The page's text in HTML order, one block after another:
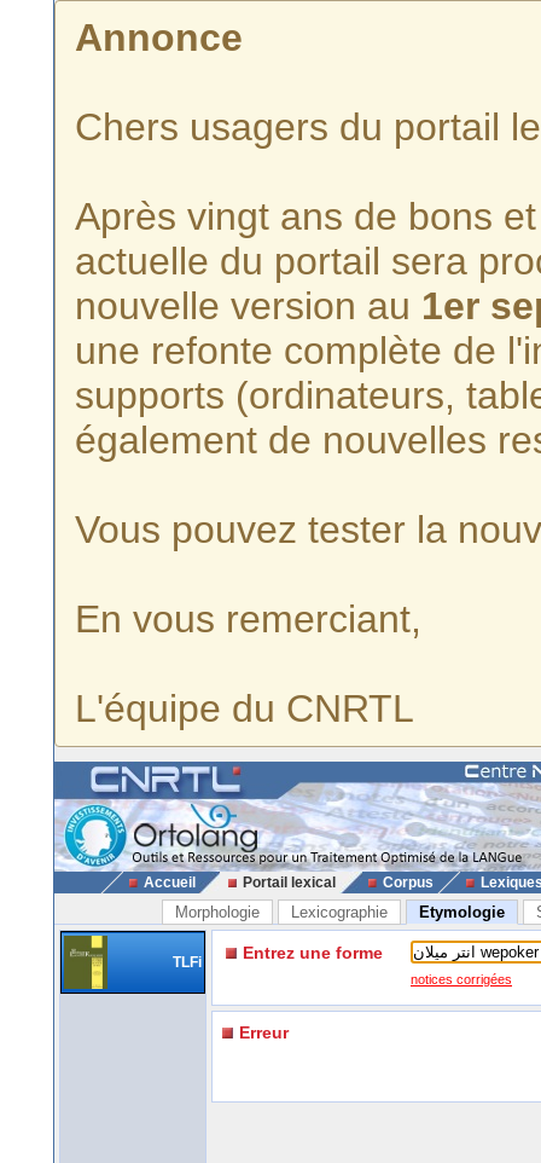
Annonce
Chers usagers du portail
Après vingt ans de bons
actuelle du portail sera
nouvelle version au 1er
une refonte complète de
supports (ordinateurs,
également de nouvelles
Vous pouvez tester la
En vous remerciant,
L'équipe du CNRTL
Accueil Portail lexical Corpus
Morphologie Lexicographie Etymologie
TLFi Entrez une forme
notices corrigées
Erreur